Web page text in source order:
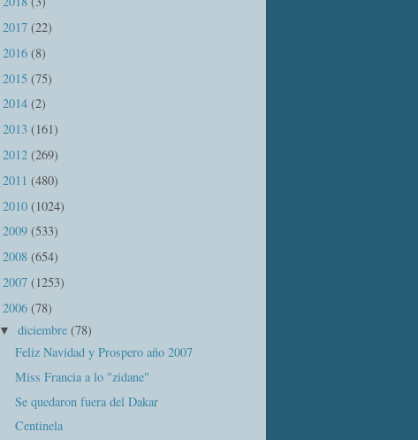
2017 (22)
2016 (8)
2015 (75)
2014 (2)
2013 (161)
2012 (269)
2011 (480)
2010 (1024)
2009 (533)
2008 (654)
2007 (1253)
2006 (78)
▼diciembre(78)
Feliz Navidad y Prospero año 2007
Miss Francia a lo "zidane"
Se quedaron fuera del Dakar
Centinela